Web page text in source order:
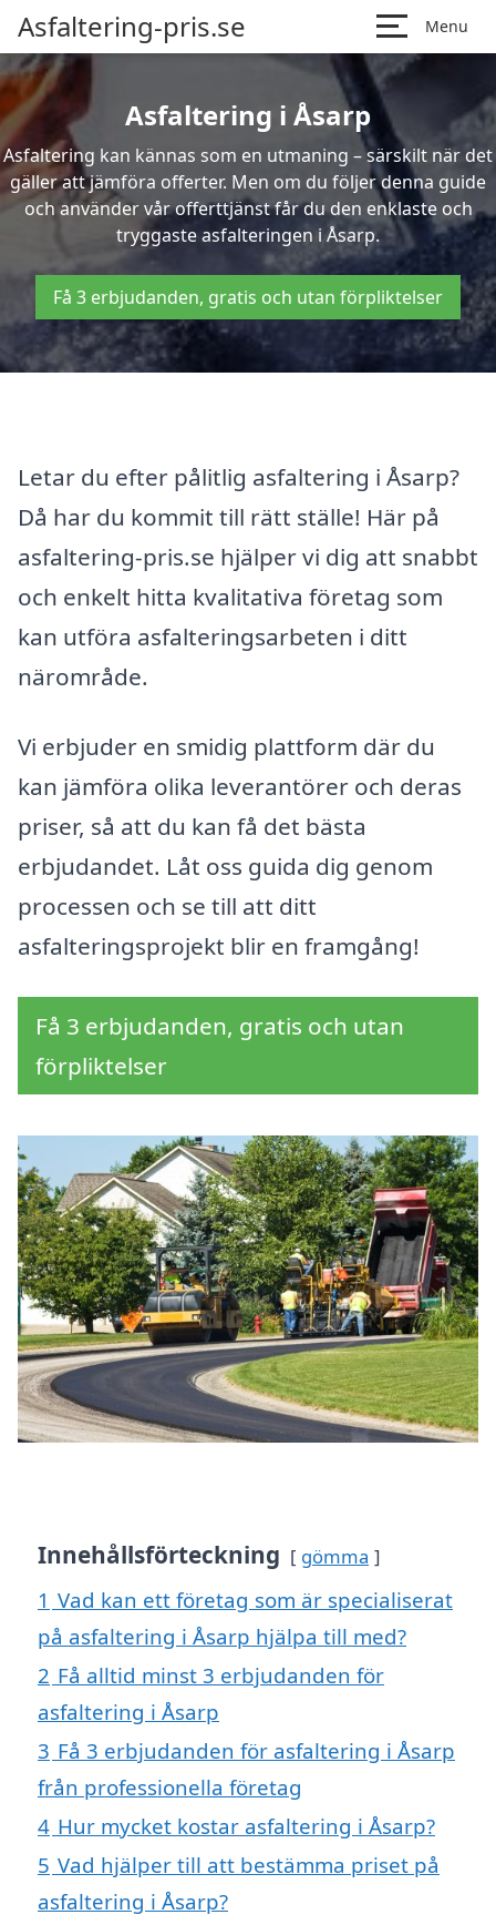
Asfaltering-pris.se Menu
Asfaltering i Åsarp
Asfaltering kan kännas som en utmaning – särskilt när det
gäller att jämföra offerter. Men om du följer denna guide
och använder vår offerttjänst får du den enklaste och
tryggaste asfalteringen i Åsarp.
Få 3 erbjudanden, gratis och utan förpliktelser
Letar du efter pålitlig asfaltering i Åsarp?
Då har du kommit till rätt ställe! Här på
asfaltering-pris.se hjälper vi dig att snabbt
och enkelt hitta kvalitativa företag som
kan utföra asfalteringsarbeten i ditt
närområde.
Vi erbjuder en smidig plattform där du
kan jämföra olika leverantörer och deras
priser, så att du kan få det bästa
erbjudandet. Låt oss guida dig genom
processen och se till att ditt
asfalteringsprojekt blir en framgång!
Få 3 erbjudanden, gratis och utan
förpliktelser
Innehållsförteckning gömma
1 Vad kan ett företag som är specialiserat
på asfaltering i Åsarp hjälpa till med?
2 Få alltid minst 3 erbjudanden för
asfaltering i Åsarp
3 Få 3 erbjudanden för asfaltering i Åsarp
från professionella företag
4 Hur mycket kostar asfaltering i Åsarp?
5 Vad hjälper till att bestämma priset på
asfaltering i Åsarp?